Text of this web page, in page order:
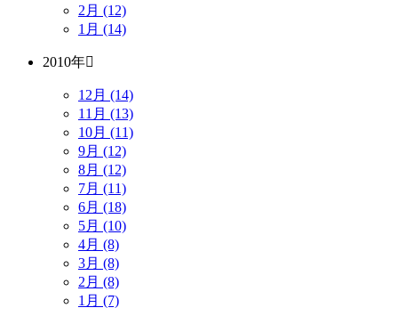
2月 (12)
1月 (14)
2010年
12月 (14)
11月 (13)
10月 (11)
9月 (12)
8月 (12)
7月 (11)
6月 (18)
5月 (10)
4月 (8)
3月 (8)
2月 (8)
1月 (7)